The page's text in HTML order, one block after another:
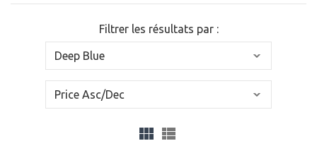
Filtrer les résultats par :